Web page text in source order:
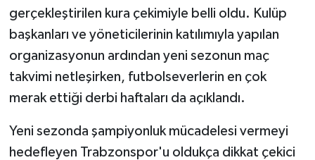
gerçekleştirilen kura çekimiyle belli oldu. Kulüp
başkanları ve yöneticilerinin katılımıyla yapılan
organizasyonun ardından yeni sezonun maç
takvimi netleşirken, futbolseverlerin en çok
merak ettiği derbi haftaları da açıklandı.
Yeni sezonda şampiyonluk mücadelesi vermeyi
hedefleyen Trabzonspor'u oldukça dikkat çekici